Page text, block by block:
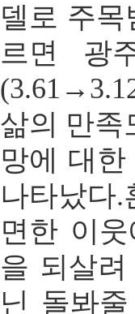
델로 주
르면 광
삶의 만족
망에 대
나타났다
면한 이
을 되살
닌 돌봐